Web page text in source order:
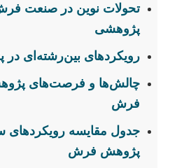
تحولات نوین در صنعت
پژوهشی
رویکردهای بین‌رشته‌ای
چالش‌ها و فرصت‌های
فرش
جدول مقایسه رویکردهای
پژوهش فرش